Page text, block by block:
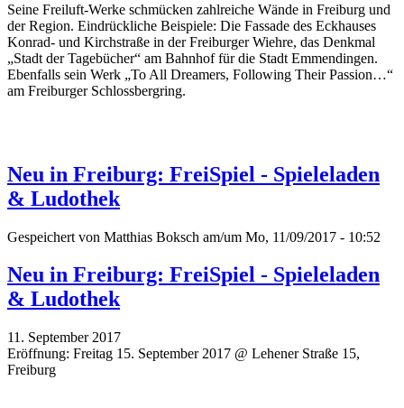
Seine Freiluft-Werke schmücken zahlreiche Wände in Freiburg und
der Region. Eindrückliche Beispiele: Die Fassade des Eckhauses
Konrad- und Kirchstraße in der Freiburger Wiehre, das Denkmal
„Stadt der Tagebücher“ am Bahnhof für die Stadt Emmendingen.
Ebenfalls sein Werk „To All Dreamers, Following Their Passion…“
am Freiburger Schlossbergring.
Neu in Freiburg: FreiSpiel - Spieleladen
& Ludothek
Gespeichert von Matthias Boksch am/um Mo, 11/09/2017 - 10:52
Neu in Freiburg: FreiSpiel - Spieleladen
& Ludothek
11. September 2017
Eröffnung: Freitag 15. September 2017 @ Lehener Straße 15,
Freiburg